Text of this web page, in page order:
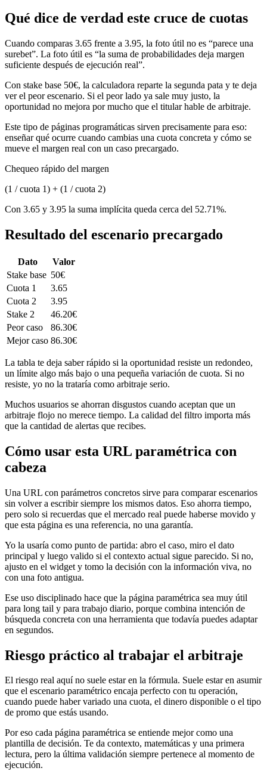
Qué dice de verdad este cruce de cuotas
Cuando comparas 3.65 frente a 3.95, la foto útil no es “parece una
surebet”. La foto útil es “la suma de probabilidades deja margen
suficiente después de ejecución real”.
Con stake base 50€, la calculadora reparte la segunda pata y te deja
ver el peor escenario. Si el peor lado ya sale muy justo, la
oportunidad no mejora por mucho que el titular hable de arbitraje.
Este tipo de páginas programáticas sirven precisamente para eso:
enseñar qué ocurre cuando cambias una cuota concreta y cómo se
mueve el margen real con un caso precargado.
Chequeo rápido del margen
(1 / cuota 1) + (1 / cuota 2)
Con 3.65 y 3.95 la suma implícita queda cerca del 52.71%.
Resultado del escenario precargado
Dato
Valor
Stake base 50€
Cuota 1
3.65
Cuota 2
3.95
Stake 2
46.20€
Peor caso
86.30€
Mejor caso 86.30€
La tabla te deja saber rápido si la oportunidad resiste un redondeo,
un límite algo más bajo o una pequeña variación de cuota. Si no
resiste, yo no la trataría como arbitraje serio.
Muchos usuarios se ahorran disgustos cuando aceptan que un
arbitraje flojo no merece tiempo. La calidad del filtro importa más
que la cantidad de alertas que recibes.
Cómo usar esta URL paramétrica con
cabeza
Una URL con parámetros concretos sirve para comparar escenarios
sin volver a escribir siempre los mismos datos. Eso ahorra tiempo,
pero solo si recuerdas que el mercado real puede haberse movido y
que esta página es una referencia, no una garantía.
Yo la usaría como punto de partida: abro el caso, miro el dato
principal y luego valido si el contexto actual sigue parecido. Si no,
ajusto en el widget y tomo la decisión con la información viva, no
con una foto antigua.
Ese uso disciplinado hace que la página paramétrica sea muy útil
para long tail y para trabajo diario, porque combina intención de
búsqueda concreta con una herramienta que todavía puedes adaptar
en segundos.
Riesgo práctico al trabajar el arbitraje
El riesgo real aquí no suele estar en la fórmula. Suele estar en asumir
que el escenario paramétrico encaja perfecto con tu operación,
cuando puede haber variado una cuota, el dinero disponible o el tipo
de promo que estás usando.
Por eso cada página paramétrica se entiende mejor como una
plantilla de decisión. Te da contexto, matemáticas y una primera
lectura, pero la última validación siempre pertenece al momento de
ejecución.